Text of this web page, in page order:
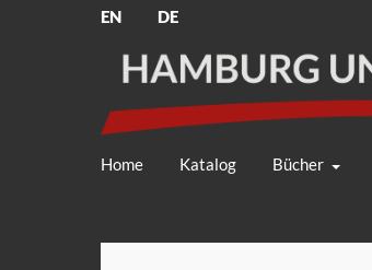
Home Katalog Bücher
EN DE